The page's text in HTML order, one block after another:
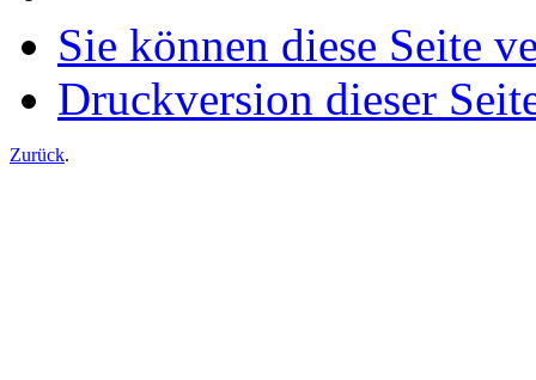
Sie können diese Seite
Druckversion dieser
Zurück.